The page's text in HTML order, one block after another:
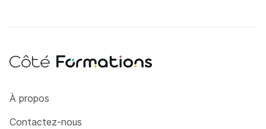
Côté Formations
À propos
Contactez-nous